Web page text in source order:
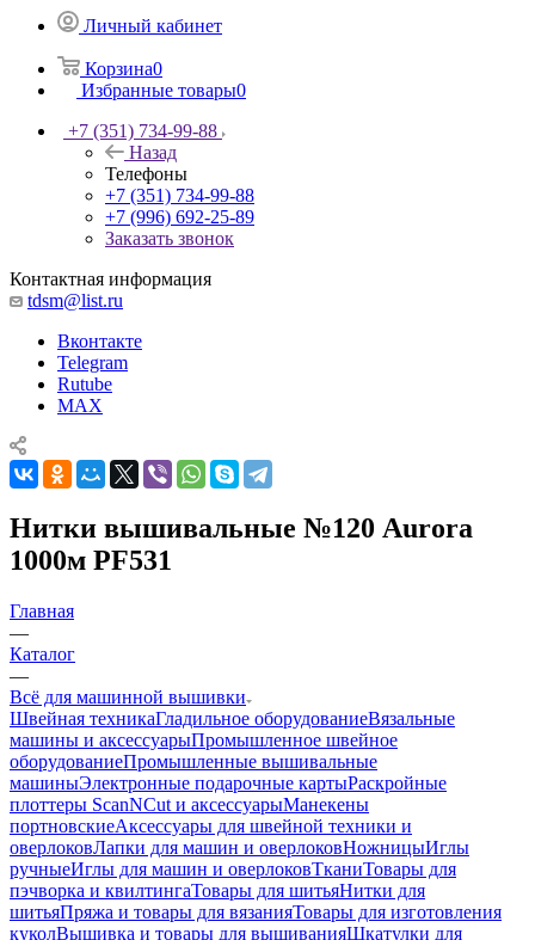
Личный кабинет
Корзина0
Избранные товары0
+7 (351) 734-99-88
Назад
Телефоны
+7 (351) 734-99-88
+7 (996) 692-25-89
Заказать звонок
Контактная информация
tdsm@list.ru
Вконтакте
Telegram
Rutube
MAX
Нитки вышивальные №120 Aurora
1000м PF531
Главная
—
Каталог
—
Всё для машинной вышивки
Швейная техникаГладильное оборудованиеВязальные
машины и аксессуарыПромышленное швейное
оборудованиеПромышленные вышивальные
машиныЭлектронные подарочные картыРаскройные
плоттеры ScanNCut и аксессуарыМанекены
портновскиеАксессуары для швейной техники и
оверлоковЛапки для машин и оверлоковНожницыИглы
ручныеИглы для машин и оверлоковТканиТовары для
пэчворка и квилтингаТовары для шитьяНитки для
шитьяПряжа и товары для вязанияТовары для изготовления
куколВышивка и товары для вышиванияШкатулки для